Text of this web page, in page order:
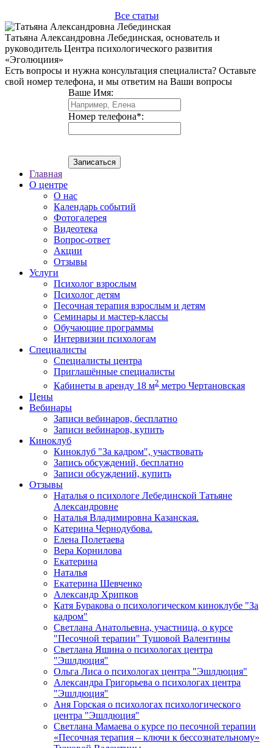
Все статьи
Татьяна Александровна Лебединская, основатель и
руководитель Центра психологического развития
«Эголюциия»
Есть вопросы и нужна консультация специалиста? Оставьте
свой номер телефона, и мы ответим на Ваши вопросы
Ваше Имя:
Номер телефона*:
Главная
О центре
О нас
Календарь событий
Фотогалерея
Видеотека
Вопрос-ответ
Акции
Отзывы
Услуги
Психолог взрослым
Психолог детям
Песочная терапия взрослым и детям
Семинары и мастер-классы
Обучающие программы
Интервизии психологам
Специалисты
Специалисты центра
Приглашённые специалисты
Кабинеты в аренду 18 м2 метро Чертановская
Цены
Вебинары
Записи вебинаров, бесплатно
Записи вебинаров, купить
Киноклуб
Киноклуб "За кадром", участвовать
Запись обсуждений, бесплатно
Записи обсуждений, купить
Отзывы
Наталья о психологе Лебединской Татьяне
Александровне
Наталья Владимировна Казанская.
Катерина Чернодубова.
Елена Полетаева
Вера Корнилова
Екатерина
Наталья
Екатерина Шевченко
Александр Хрипков
Катя Буракова о психологическом киноклубе "За
кадром"
Светлана Анатольевна, участница, о курсе
"Песочной терапии" Тушовой Валентины
Светлана Яшина о психологах центра
"Эшлдюция"
Ольга Лиса о психологах центра "Эшлдюция"
Александра Григорьева о психологах центра
"Эшлдюция"
Аня Горская о психологах психологического
центра "Эшлдюция"
Светлана Мамаева о курсе по песочной терапии
«Песочная терапия – ключи к бессознательному»